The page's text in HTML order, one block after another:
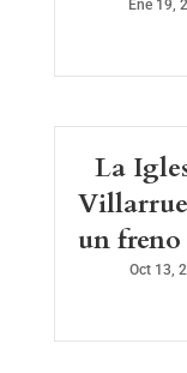
Ene 19,
La
un freno
Oct 13,